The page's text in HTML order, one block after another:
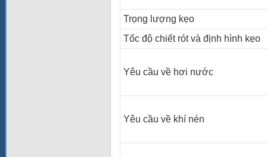
Trọng lượng kẹo
Tốc độ chiết rót và định hình kẹo
Yêu cầu về hơi nước
Yêu cầu về khí nén